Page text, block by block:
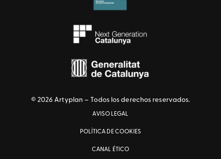
© 2026 Artyplan – Todos los derechos reservados.
AVISO LEGAL
POLÍTICA DE COOKIES
CANAL ÉTICO